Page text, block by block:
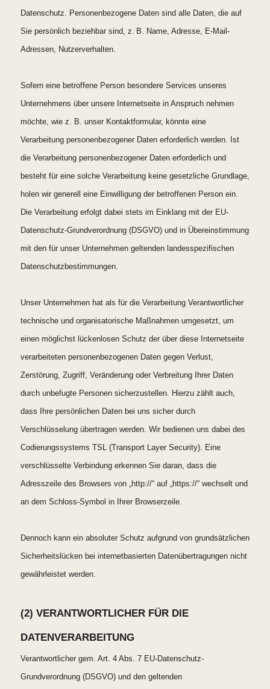
Datenschutz. Personenbezogene Daten sind alle Daten, die auf
Sie persönlich beziehbar sind, z. B. Name, Adresse, E-Mail-
Adressen, Nutzerverhalten.
Sofern eine betroffene Person besondere Services unseres
Unternehmens über unsere Internetseite in Anspruch nehmen
möchte, wie z. B. unser Kontaktformular, könnte eine
Verarbeitung personenbezogener Daten erforderlich werden. Ist
die Verarbeitung personenbezogener Daten erforderlich und
besteht für eine solche Verarbeitung keine gesetzliche Grundlage,
holen wir generell eine Einwilligung der betroffenen Person ein.
Die Verarbeitung erfolgt dabei stets im Einklang mit der EU-
Datenschutz-Grundverordnung (DSGVO) und in Übereinstimmung
mit den für unser Unternehmen geltenden landesspezifischen
Datenschutzbestimmungen.
Unser Unternehmen hat als für die Verarbeitung Verantwortlicher
technische und organisatorische Maßnahmen umgesetzt, um
einen möglichst lückenlosen Schutz der über diese Internetseite
verarbeiteten personenbezogenen Daten gegen Verlust,
Zerstörung, Zugriff, Veränderung oder Verbreitung Ihrer Daten
durch unbefugte Personen sicherzustellen. Hierzu zählt auch,
dass Ihre persönlichen Daten bei uns sicher durch
Verschlüsselung übertragen werden. Wir bedienen uns dabei des
Codierungssystems TSL (Transport Layer Security). Eine
verschlüsselte Verbindung erkennen Sie daran, dass die
Adresszeile des Browsers von „http://“ auf „https://“ wechselt und
an dem Schloss-Symbol in Ihrer Browserzeile.
Dennoch kann ein absoluter Schutz aufgrund von grundsätzlichen
Sicherheitslücken bei internetbasierten Datenübertragungen nicht
gewährleistet werden.
(2) VERANTWORTLICHER FÜR DIE
DATENVERARBEITUNG
Verantwortlicher gem. Art. 4 Abs. 7 EU-Datenschutz-
Grundverordnung (DSGVO) und den geltenden